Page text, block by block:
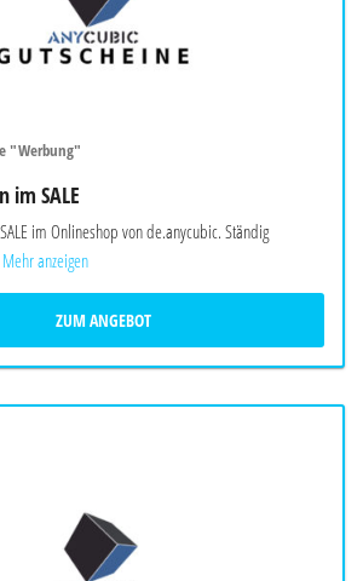
"Werbung"
im SALE
im Onlineshop von de.anycubic. Ständig
Mehr anzeigen
ZUM ANGEBOT